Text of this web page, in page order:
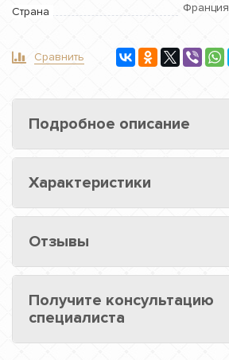
Страна
Франция
Сравнить
Подробное описание
Характеристики
Отзывы
Получите консультацию
специалиста